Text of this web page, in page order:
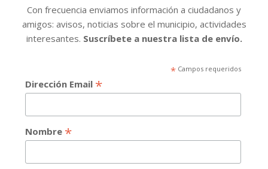
Con frecuencia enviamos información a ciudadanos y
amigos: avisos, noticias sobre el municipio, actividades
interesantes. Suscríbete a nuestra lista de envío.
*Campos requeridos
Dirección Email *
Nombre *